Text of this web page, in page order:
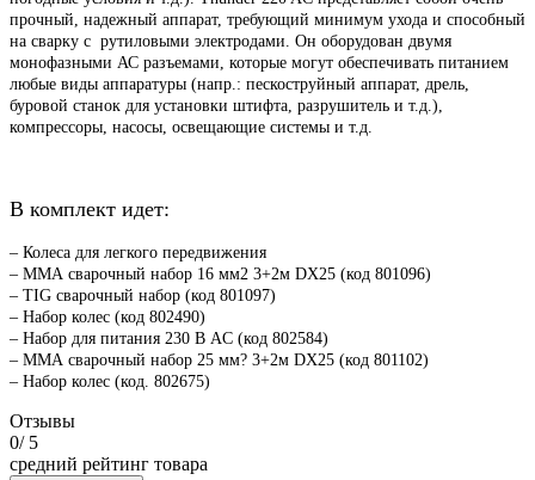
прочный, надежный аппарат, требующий минимум ухода и способный
на сварку с рутиловыми электродами. Он оборудован двумя
монофазными АС разъемами, которые могут обеспечивать питанием
любые виды аппаратуры (напр.: пескоструйный аппарат, дрель,
буровой станок для установки штифта, разрушитель и т.д.),
компрессоры, насосы, освещающие системы и т.д.
В комплект идет:
– Колеса для легкого передвижения
– ММА сварочный набор 16 мм2 3+2м DX25 (код 801096)
– TIG сварочный набор (код 801097)
– Набор колес (код 802490)
– Набор для питания 230 В AC (код 802584)
– ММА сварочный набор 25 мм? 3+2м DX25 (код 801102)
– Набор колес (код. 802675)
Отзывы
0/ 5
средний рейтинг товара